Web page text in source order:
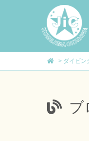
> ダイビン
ブ